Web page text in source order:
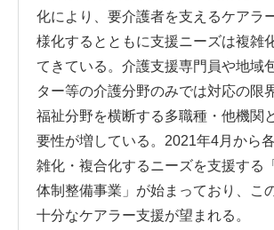
化により、要介護者を支えるケアラ
様化するとともに支援ニーズは複雑
てきている。介護支援専門員や地域
ター等の介護分野のみでは対応の限
福祉分野を横断する多職種・他機関
要性が増している。2021年4月から
雑化・複合化するニーズを支援する
体制整備事業」が始まっており、こ
十分なケアラー支援が望まれる。